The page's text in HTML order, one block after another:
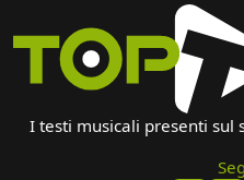
I testi musicali presenti sul